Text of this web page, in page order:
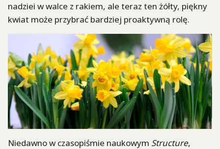
nadziei w walce z rakiem, ale teraz ten żółty, piękny
kwiat może przybrać bardziej proaktywną rolę.
Niedawno w czasopiśmie naukowym Structure,